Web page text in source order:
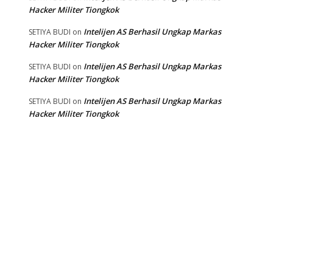
Hacker Militer Tiongkok
SETIYA BUDI on Intelijen AS Berhasil Ungkap Markas
Hacker Militer Tiongkok
SETIYA BUDI on Intelijen AS Berhasil Ungkap Markas
Hacker Militer Tiongkok
SETIYA BUDI on Intelijen AS Berhasil Ungkap Markas
Hacker Militer Tiongkok